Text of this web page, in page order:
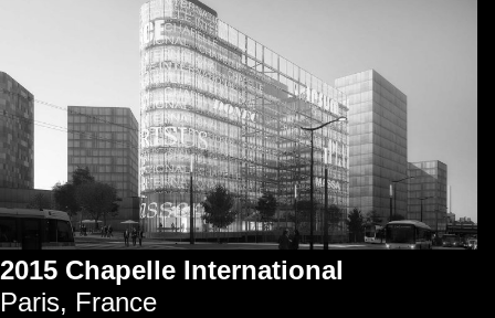
2015 Chapelle International
Paris, France